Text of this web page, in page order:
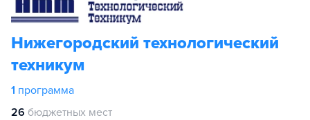
Нижегородский технологический
техникум
1 программа
26 бюджетных мест